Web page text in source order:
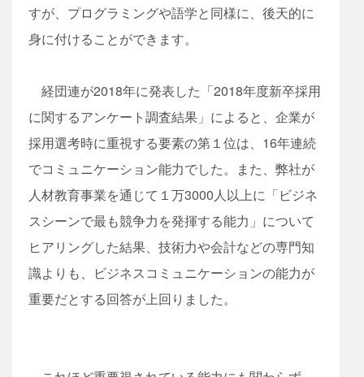
すが、プログラミングや語学と同様に、後天的に
身に付けることができます。
経団連が2018年に発表した「2018年度新卒採用
に関するアンケート調査結果」によると、企業が
採用選考時に重視する要素の第１位は、16年連続
でコミュニケーション能力でした。また、弊社が
人材教育事業を通じて１万3000人以上に「ビジネ
スシーンで最も競争力を発揮する能力」について
ヒアリングした結果、技術力や会計などの専門知
識よりも、ビジネスコミュニケーションの能力が
重要だとする回答が上回りました。